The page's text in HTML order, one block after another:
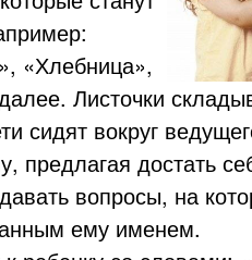
«Хлебница»,
Листочки
сидят вокруг
предлагая достать
вопросы, на
ему именем.